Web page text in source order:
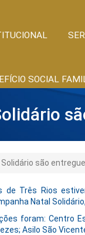
SOCIAL
Solidário são
de Três Rios
Natal
foram: Centro
Asilo São